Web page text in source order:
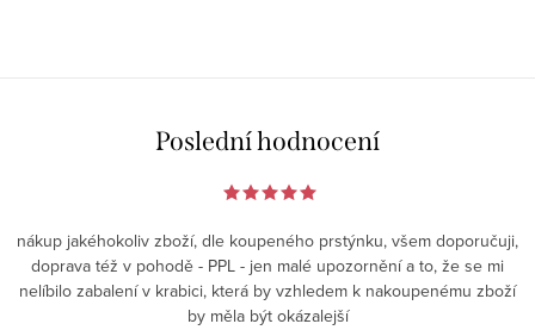
Poslední hodnocení
nákup jakéhokoliv zboží, dle koupeného prstýnku, všem doporučuji,
doprava též v pohodě - PPL - jen malé upozornění a to, že se mi
nelíbilo zabalení v krabici, která by vzhledem k nakoupenému zboží
by měla být okázalejší